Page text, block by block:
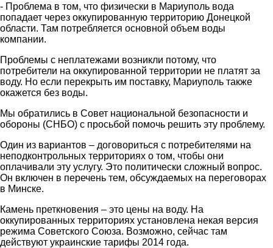
- Проблема в том, что физически в Мариуполь вода
попадает через оккупированную территорию Донецкой
области. Там потребляется основной объем воды
компании.
Проблемы с неплатежами возникли потому, что
потребители на оккупированной территории не платят за
воду. Но если перекрыть им поставку, Мариуполь также
окажется без воды.
Мы обратились в Совет национальной безопасности и
обороны (СНБО) с просьбой помочь решить эту проблему.
Один из вариантов – договориться с потребителями на
неподконтрольных территориях о том, чтобы они
оплачивали эту услугу. Это политически сложный вопрос.
Он включен в перечень тем, обсуждаемых на переговорах
в Минске.
Камень преткновения – это цены на воду. На
оккупированных территориях установлена некая версия
режима Советского Союза. Возможно, сейчас там
действуют украинские тарифы 2014 года.